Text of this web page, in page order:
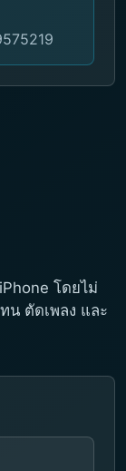
โดยไม่
น ตัดเพลง และ